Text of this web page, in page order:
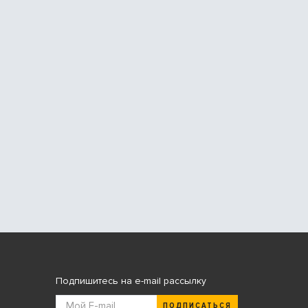
Подпишитесь на e-mail рассылку
ПОДПИСАТЬСЯ